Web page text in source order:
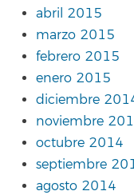
abril 2015
marzo 2015
febrero 2015
enero 2015
diciembre
noviembre
octubre 2014
septiembre
agosto 2014